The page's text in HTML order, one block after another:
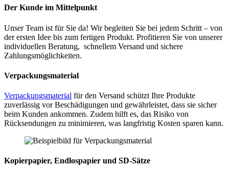
Der Kunde im Mittelpunkt
Unser Team ist für Sie da! Wir begleiten Sie bei jedem Schritt – von
der ersten Idee bis zum fertigen Produkt. Profitieren Sie von unserer
individuellen Beratung, schnellem Versand und sichere
Zahlungsmöglichkeiten.
Verpackungsmaterial
Verpackungsmaterial für den Versand schützt Ihre Produkte
zuverlässig vor Beschädigungen und gewährleistet, dass sie sicher
beim Kunden ankommen. Zudem hilft es, das Risiko von
Rücksendungen zu minimieren, was langfristig Kosten sparen kann.
Kopierpapier, Endlospapier und SD-Sätze